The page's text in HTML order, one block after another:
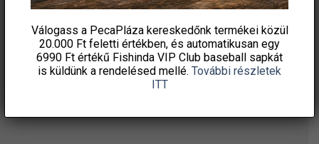
Válogass a PecaPláza kereskedőnk termékei közül
20.000 Ft feletti értékben, és automatikusan egy
6990 Ft értékű Fishinda VIP Club baseball sapkát
is küldünk a rendelésed mellé. További részletek
ITT